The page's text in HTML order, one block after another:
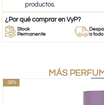
productos.
¿Por qué comprar en VyP?
Stock
Permanente
Despacho
a todo
MÁS
-38%